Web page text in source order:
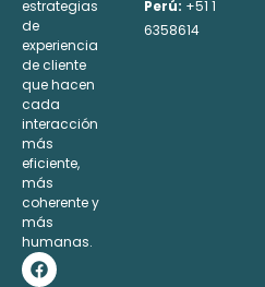
estrategias
de
experiencia
de cliente
que hacen
cada
interacción
más
eficiente,
más
coherente y
más
humanas.
F
a
I
n
L
i
Y
o
Perú: +51 1
6358614